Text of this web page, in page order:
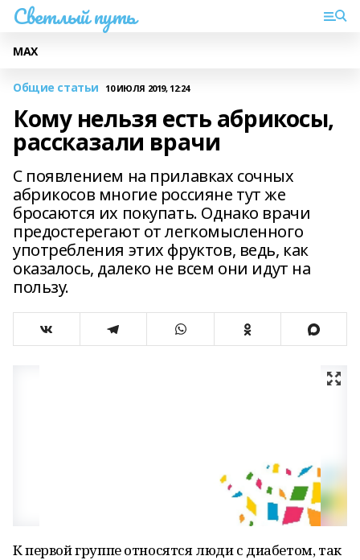
Светлый путь
МАХ
Общие статьи 10 ИЮЛЯ 2019, 12:24
Кому нельзя есть абрикосы,
рассказали врачи
С появлением на прилавках сочных
абрикосов многие россияне тут же
бросаются их покупать. Однако врачи
предостерегают от легкомысленного
употребления этих фруктов, ведь, как
оказалось, далеко не всем они идут на
пользу.
К первой группе относятся люди с диабетом, так